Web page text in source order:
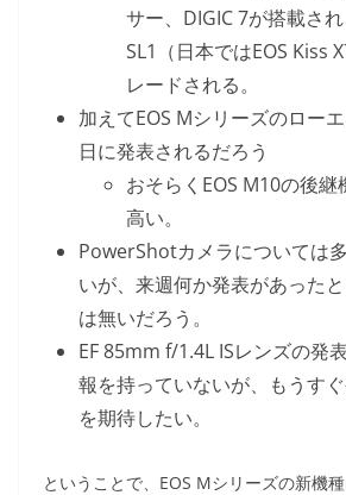
サー、DIGIC 7が搭載さ
SL1（日本ではEOS Kiss
レードされる。
加えてEOS Mシリーズのロー
日に発表されるだろう
おそらくEOS M10の後
高い。
PowerShotカメラについては
いが、来週何か発表があった
は無いだろう。
EF 85mm f/1.4L ISレンズの発
報を持っていないが、もうす
を期待したい。
ということで、EOS Mシリーズの新機